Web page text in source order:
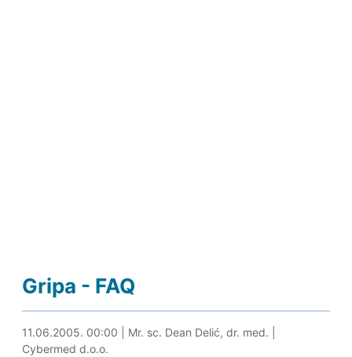
Gripa - FAQ
24.05.2024. 00:06
11.06.2005. 00:00 Mr. sc. Dean Delić, dr. med.
Cybermed d.o.o.